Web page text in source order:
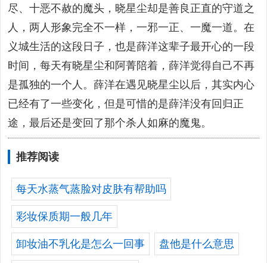
尽、十恶不赦的魔头，晓星尘却是善良正直的守道之
人，两人形象完全不一样，一邪一正、一魔一道。在
义城生活的这段日子，也是薛洋这辈子最开心的一段
时间，每天有晓星尘和阿菁陪着，薛洋觉得自己不再
是孤独的一个人。薛洋在遇见晓星尘以后，其实内心
已经有了一些变化，但是可惜的是薛洋没有回归正
途，最后还是变回了那个杀人如麻的魔鬼。
推荐阅读
每天水蒸气蒸脸对皮肤有帮助吗
彩妆保质期一般几年
卸妆油不乳化是怎么一回事 盘他是什么意思